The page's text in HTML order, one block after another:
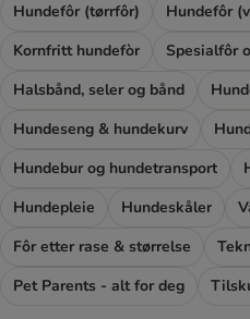
Hundefôr (tørrfôr) Hundefôr
Kornfritt hundefòr
Spesialfôr
Halsbånd, seler og bånd
Hundeseng & hundekurv
Hundebur og hundetransport
Hundepleie
Hundeskåler
Fôr etter rase & størrelse
Pet Parents - alt for deg